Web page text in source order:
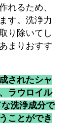
れるため、
す。洗浄力
り除いてし
まりおすす
されたシャ
ラウロイル
洗浄成分で
ことができ